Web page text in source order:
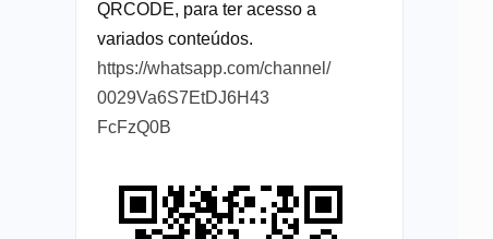
QRCODE, para ter acesso a
variados conteúdos.
https://whatsapp.com/channel/
0029Va6S7EtDJ6H43
FcFzQ0B